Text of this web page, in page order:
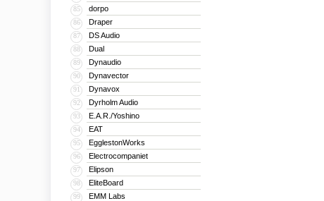
85 dorpo
86 Draper
87 DS Audio
88 Dual
89 Dynaudio
90 Dynavector
91 Dynavox
92 Dyrholm Audio
93 E.A.R./Yoshino
94 EAT
95 EgglestonWorks
96 Electrocompaniet
97 Elipson
98 EliteBoard
99 EMM Labs